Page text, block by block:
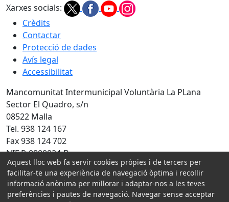
Xarxes socials:
Crèdits
Contactar
Protecció de dades
Avís legal
Accessibilitat
Mancomunitat Intermunicipal Voluntària La PLana
Sector El Quadro, s/n
08522 Malla
Tel. 938 124 167
Fax 938 124 702
NIF P-0800024-B
Amb la col·laboració de:
Aquest lloc web fa servir cookies pròpies i de tercers per
facilitar-te una experiència de navegació òptima i recollir
informació anònima per millorar i adaptar-nos a les teves
preferències i pautes de navegació. Navegar sense acceptar